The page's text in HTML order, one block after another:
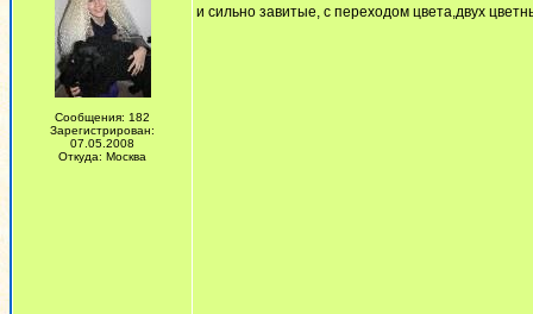
Сообщения: 182
Зарегистрирован:
07.05.2008
Откуда: Москва
и сильно завитые, с переходом цвета,двух